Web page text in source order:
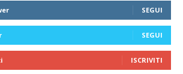
SEGUI
SEGUI
ISCRIVITI